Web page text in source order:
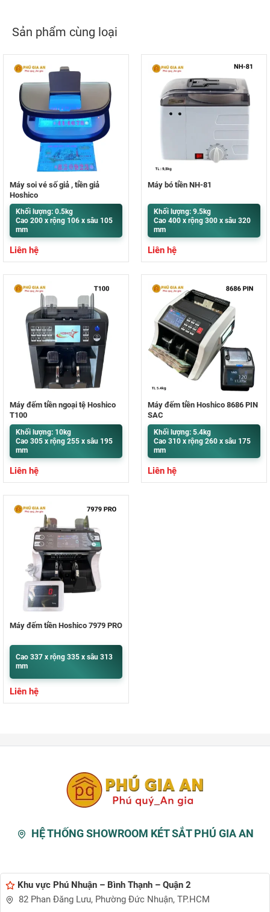
Sản phẩm cùng loại
Máy soi vé số giả , tiền giả
Hoshico
Khối lượng: 0.5kg
Cao 200 x rộng 106 x sâu 105
mm
Liên hệ
Máy bó tiền NH-81
Khối lượng: 9.5kg
Cao 400 x rộng 300 x sâu 320
mm
Liên hệ
Máy đếm tiền ngoại tệ Hoshico
T100
Khối lượng: 10kg
Cao 305 x rộng 255 x sâu 195
mm
Liên hệ
Máy đếm tiền Hoshico 8686 PIN
SẠC
Khối lượng: 5.4kg
Cao 310 x rộng 260 x sâu 175
mm
Liên hệ
Máy đếm tiền Hoshico 7979 PRO
Cao 337 x rộng 335 x sâu 313
mm
Liên hệ
HỆ THỐNG SHOWROOM KÉT SẮT PHÚ GIA AN
Khu vực Phú Nhuận – Bình Thạnh – Quận 2
82 Phan Đăng Lưu, Phường Đức Nhuận, TP.HCM